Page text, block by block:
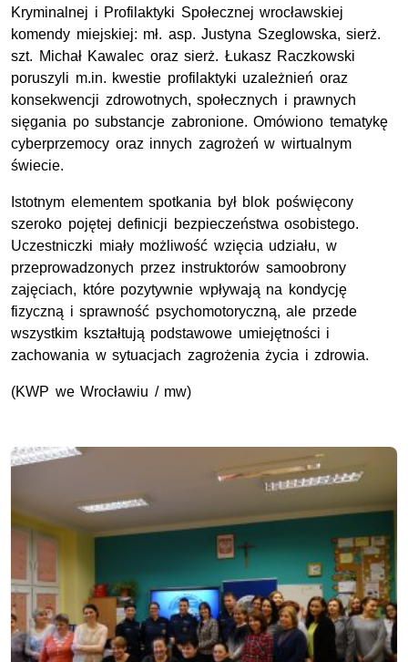
Kryminalnej i Profilaktyki Społecznej wrocławskiej
komendy miejskiej: mł. asp. Justyna Szeglowska, sierż.
szt. Michał Kawalec oraz sierż. Łukasz Raczkowski
poruszyli m.in. kwestie profilaktyki uzależnień oraz
konsekwencji zdrowotnych, społecznych i prawnych
sięgania po substancje zabronione. Omówiono tematykę
cyberprzemocy oraz innych zagrożeń w wirtualnym
świecie.
Istotnym elementem spotkania był blok poświęcony
szeroko pojętej definicji bezpieczeństwa osobistego.
Uczestniczki miały możliwość wzięcia udziału, w
przeprowadzonych przez instruktorów samoobrony
zajęciach, które pozytywnie wpływają na kondycję
fizyczną i sprawność psychomotoryczną, ale przede
wszystkim kształtują podstawowe umiejętności i
zachowania w sytuacjach zagrożenia życia i zdrowia.
(KWP we Wrocławiu / mw)